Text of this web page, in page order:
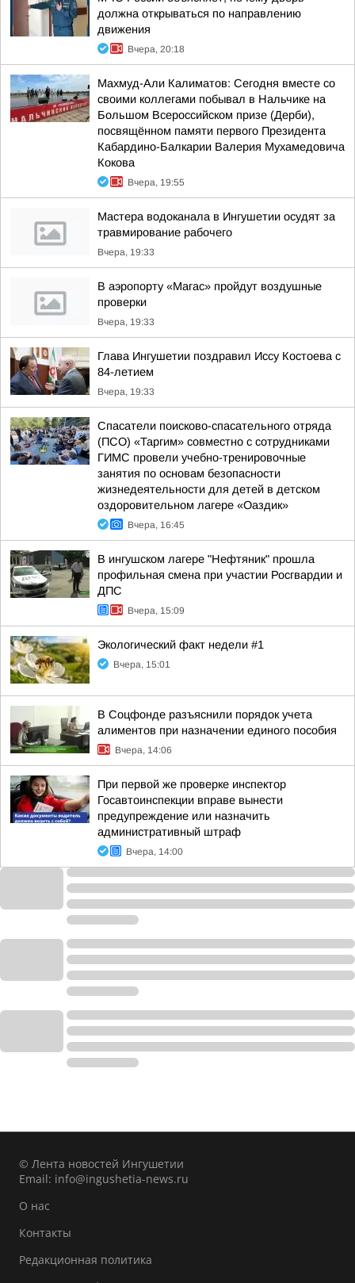
должна открываться по направлению
движения
Вчера, 20:18
Махмуд-Али Калиматов: Сегодня вместе со
своими коллегами побывал в Нальчике на
Большом Всероссийском призе (Дерби),
посвящённом памяти первого Президента
Кабардино-Балкарии Валерия Мухамедовича
Кокова
Вчера, 19:55
Мастера водоканала в Ингушетии осудят за
травмирование рабочего
Вчера, 19:33
В аэропорту «Магас» пройдут воздушные
проверки
Вчера, 19:33
Глава Ингушетии поздравил Иссу Костоева с
84-летием
Вчера, 19:33
Спасатели поисково-спасательного отряда
(ПСО) «Таргим» совместно с сотрудниками
ГИМС провели учебно-тренировочные
занятия по основам безопасности
жизнедеятельности для детей в детском
оздоровительном лагере «Оаздик»
Вчера, 16:45
В ингушском лагере "Нефтяник" прошла
профильная смена при участии Росгвардии и
ДПС
Вчера, 15:09
Экологический факт недели #1
Вчера, 15:01
В Соцфонде разъяснили порядок учета
алиментов при назначении единого пособия
Вчера, 14:06
При первой же проверке инспектор
Госавтоинспекции вправе вынести
предупреждение или назначить
административный штраф
Вчера, 14:00
© Лента новостей Ингушетии
Email: info@ingushetia-news.ru
О нас
Контакты
Редакционная политика